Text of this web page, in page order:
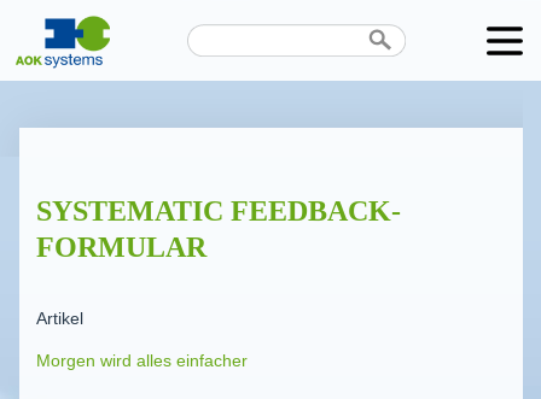
SYSTEMATIC FEEDBACK-
FORMULAR
Artikel
Karriere